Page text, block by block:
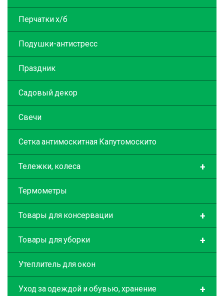
Перчатки х/б
Подушки-антистресс
Праздник
Садовый декор
Свечи
Сетка антимоскитная Капутомоскито
+
Тележки, колеса
Термометры
+
Товары для консервации
+
Товары для уборки
Утеплитель для окон
+
Уход за одеждой и обувью, хранение